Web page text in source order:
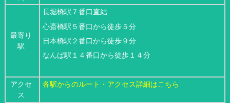
最寄り
駅
長堀橋駅７番口直結
心斎橋駅５番口から徒歩５分
日本橋駅２番口から徒歩９分
なんば駅１４番口から徒歩１４分
アクセ
ス
各駅からのルート・アクセス詳細はこちら